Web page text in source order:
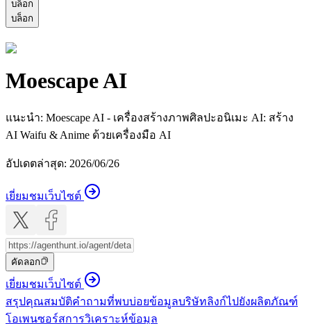
บล็อก
บล็อก
Moescape AI
แนะนำ: Moescape AI - เครื่องสร้างภาพศิลปะอนิเมะ AI: สร้าง
AI Waifu & Anime ด้วยเครื่องมือ AI
อัปเดตล่าสุด: 2026/06/26
เยี่ยมชมเว็บไซต์
คัดลอก
เยี่ยมชมเว็บไซต์
สรุปคุณสมบัติคำถามที่พบบ่อยข้อมูลบริษัทลิงก์ไปยังผลิตภัณฑ์
โอเพนซอร์สการวิเคราะห์ข้อมูล